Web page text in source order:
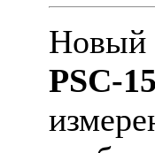
Новый
PSС-